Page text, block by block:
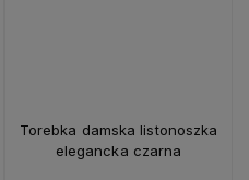
Torebka damska listonoszka
elegancka czarna